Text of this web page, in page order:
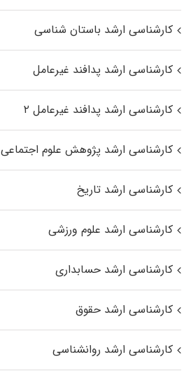
کارشناسی ارشد باستان شناسی
کارشناسی ارشد پدافند غیرعامل
کارشناسی ارشد پدافند غیرعامل ۲
کارشناسی ارشد پژوهش علوم اجتماعی
کارشناسی ارشد تاریخ
کارشناسی ارشد علوم ورزشی
کارشناسی ارشد حسابداری
کارشناسی ارشد حقوق
کارشناسی ارشد روانشناسی